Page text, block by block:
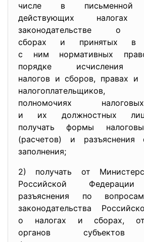
числе в
действующих
законодательстве
сборах и принятых в
с ним нормативных
порядке
налогов и сборов, правах и
налогоплательщиков,
полномочиях
и их должностных
получать формы
(расчетов) и
заполнения;
2) получать от
Российской
разъяснения по
законодательства
о налогах и сборах, от
органов субъектов